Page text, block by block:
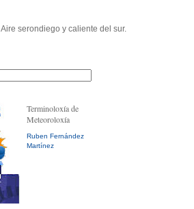
Aire serondiego y caliente del sur.
Terminoloxía de
Meteoroloxía
Ruben Fernández
Martínez